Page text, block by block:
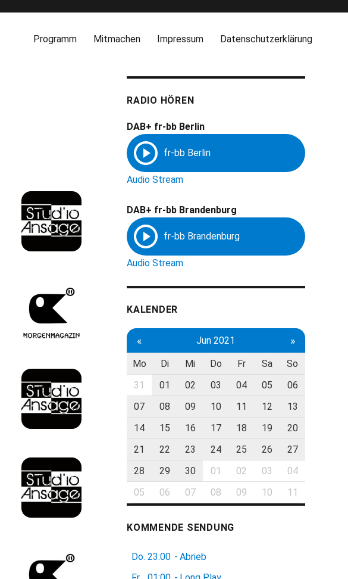
Programm Mitmachen Impressum Datenschutzerklärung
RADIO HÖREN
DAB+ fr-bb Berlin
Audio Stream
DAB+ fr-bb Brandenburg
Audio Stream
KALENDER
« Jun 2021 »
Mo Di Mi Do Fr Sa
So
31
01 02 03 04 05
06
07
08 09 10 11 12
13
14
15 16 17 18 19
20
21
22 23 24 25 26
27
28
29 30 01 02 03
04
05
06 07 08 09 10 11
KOMMENDE SENDUNG
Do. 23:00 - Abrieb